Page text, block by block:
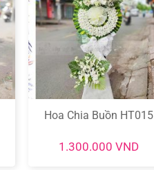
Hoa Chia Buồn HT015
1.300.000 VND